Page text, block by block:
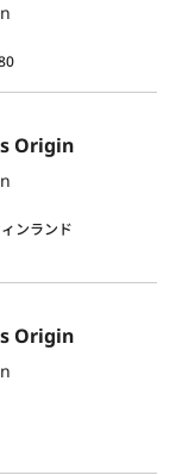
Origin
ンランド
Origin